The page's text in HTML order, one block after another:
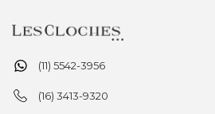
(11) 5542-3956
(16) 3413-9320